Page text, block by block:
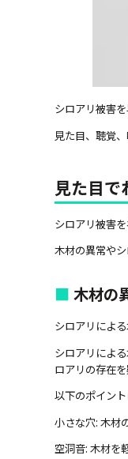
シロアリ被害
見た目、聴覚
見た目で
シロアリ被害
木材の異常や
木材の
シロアリによ
シロアリによ
ロアリの存在
以下のポイン
小さな穴: 木材
空洞音: 木材を